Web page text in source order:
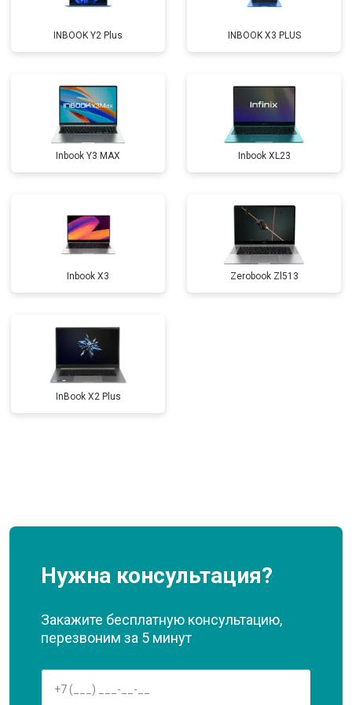
Замена оперативной памяти от 1100 ₽ Заказать
Прошивка BIOS от 1500 ₽ Заказать
Ремонт петель от 3990 ₽
INBOOK Y2 Plus INBOOK X3 PLUS
Inbook Y3 MAX Inbook XL23
Inbook X3 Zerobook Zl513
InBook X2 Plus
Нужна консультация?
Закажите бесплатную консультацию,
перезвоним за 5 минут